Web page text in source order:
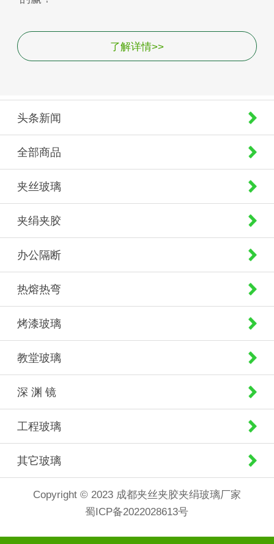
了解详情>>
头条新闻
全部商品
夹丝玻璃
夹绢夹胶
办公隔断
热熔热弯
烤漆玻璃
教堂玻璃
深 渊 镜
工程玻璃
其它玻璃
Copyright © 2023 成都夹丝夹胶夹绢玻璃厂家
蜀ICP备2022028613号